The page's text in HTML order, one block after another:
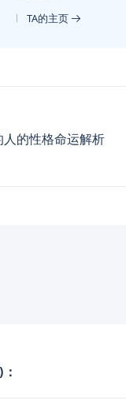
TA的主页
的性格命运解析